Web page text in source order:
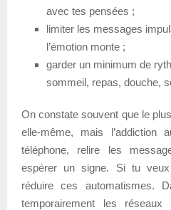
avec tes pensées ;
limiter les messages
l’émotion monte ;
garder un minimum de
sommeil, repas, douche,
On constate souvent que le
elle-même, mais l’addiction
téléphone, relire les
espérer un signe. Si tu
réduire ces automatismes.
temporairement les